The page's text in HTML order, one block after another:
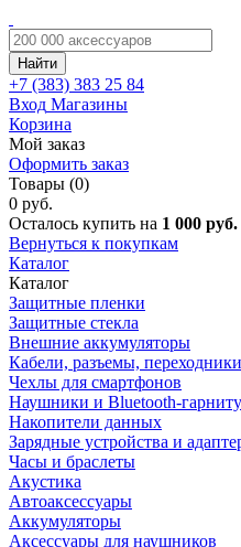
Найти
+7 (383) 383 25 84
Вход Магазины
Корзина
Мой заказ
Оформить заказ
Товары (0)
0 руб.
Осталось купить на 1 000
Вернуться к покупкам
Каталог
Каталог
Защитные пленки
Защитные стекла
Внешние аккумуляторы
Кабели, разъемы, переходники
Чехлы для смартфонов
Наушники и Bluetooth-
Накопители данных
Зарядные устройства и
Часы и браслеты
Акустика
Автоаксессуары
Аккумуляторы
Аксессуары для наушников